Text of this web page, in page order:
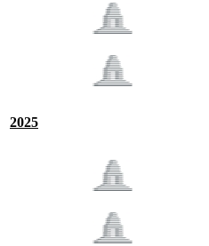
2025